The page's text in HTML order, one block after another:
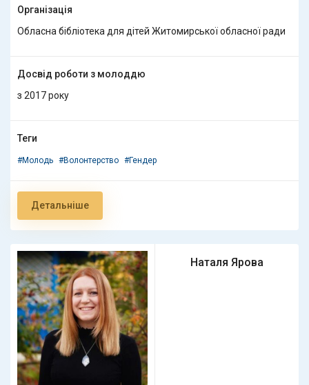
Організація
Обласна бібліотека для дітей Житомирської обласної ради
Досвід роботи з молоддю
з 2017 року
Теги
#Молодь #Волонтерство #Гендер
Детальніше
Наталя Ярова